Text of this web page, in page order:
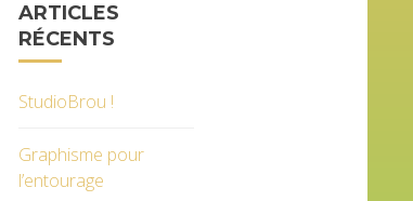
ARTICLES
RÉCENTS
StudioBrou !
Graphisme pour
l’entourage